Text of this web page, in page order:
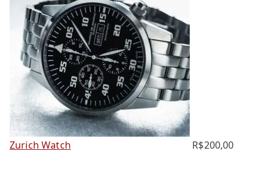
Zurich Watch R$200,00